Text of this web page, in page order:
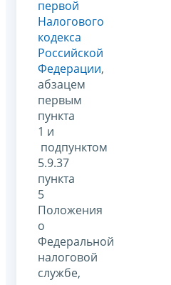
первой
Налогового
кодекса
Российской
Федерации,
абзацем
первым
пункта
1 и
подпунктом
5.9.37
пункта
5
Положения
о
Федеральной
налоговой
службе,